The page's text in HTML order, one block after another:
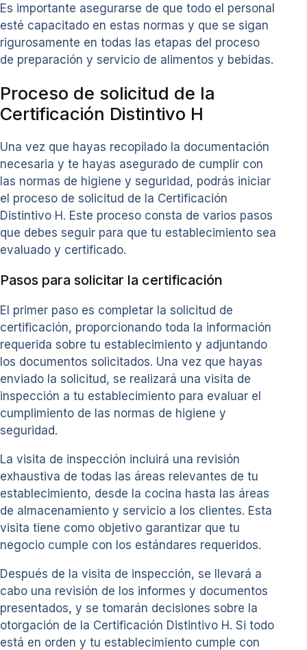
Es importante asegurarse de que todo el personal
esté capacitado en estas normas y que se sigan
rigurosamente en todas las etapas del proceso
de preparación y servicio de alimentos y bebidas.
Proceso de solicitud de la
Certificación Distintivo H
Una vez que hayas recopilado la documentación
necesaria y te hayas asegurado de cumplir con
las normas de higiene y seguridad, podrás iniciar
el proceso de solicitud de la Certificación
Distintivo H. Este proceso consta de varios pasos
que debes seguir para que tu establecimiento sea
evaluado y certificado.
Pasos para solicitar la certificación
El primer paso es completar la solicitud de
certificación, proporcionando toda la información
requerida sobre tu establecimiento y adjuntando
los documentos solicitados. Una vez que hayas
enviado la solicitud, se realizará una visita de
inspección a tu establecimiento para evaluar el
cumplimiento de las normas de higiene y
seguridad.
La visita de inspección incluirá una revisión
exhaustiva de todas las áreas relevantes de tu
establecimiento, desde la cocina hasta las áreas
de almacenamiento y servicio a los clientes. Esta
visita tiene como objetivo garantizar que tu
negocio cumple con los estándares requeridos.
Después de la visita de inspección, se llevará a
cabo una revisión de los informes y documentos
presentados, y se tomarán decisiones sobre la
otorgación de la Certificación Distintivo H. Si todo
está en orden y tu establecimiento cumple con